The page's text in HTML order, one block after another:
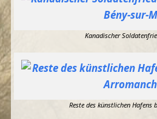
Kanadischer
Reste des künstlichen Hafens